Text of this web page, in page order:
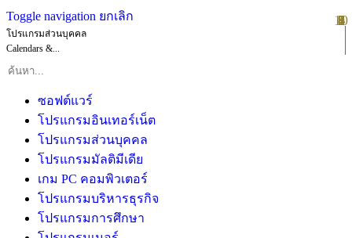
Toggle navigation ยกเลิก
โปรแกรมส่วนบุคคล
Calendars &...
ซอฟต์แวร์
โปรแกรมอินเทอร์เน็ต
โปรแกรมส่วนบุคคล
โปรแกรมมัลติมีเดีย
เกม PC คอมพิวเตอร์
โปรแกรมบริหารธุรกิจ
โปรแกรมการศึกษา
1
2
3
4
5
6
7
8
9
10